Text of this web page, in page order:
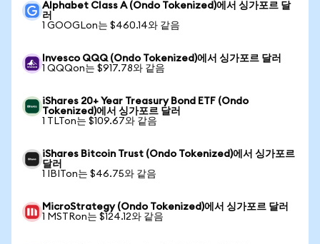
Alphabet Class A (Ondo Tokenized)에서 싱가포르 달
러
1 GOOGLon는 $460.14와 같음
Invesco QQQ (Ondo Tokenized)에서 싱가포르 달러
1 QQQon는 $917.78와 같음
iShares 20+ Year Treasury Bond ETF (Ondo
Tokenized)에서 싱가포르 달러
1 TLTon는 $109.67와 같음
iShares Bitcoin Trust (Ondo Tokenized)에서 싱가포르
달러
1 IBITon는 $46.75와 같음
MicroStrategy (Ondo Tokenized)에서 싱가포르 달러
1 MSTRon는 $124.12와 같음